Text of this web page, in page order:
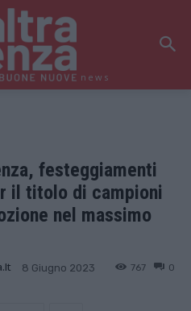
news
festeggiamenti
il titolo di campioni
nel massimo
8 Giugno 2023 0
767